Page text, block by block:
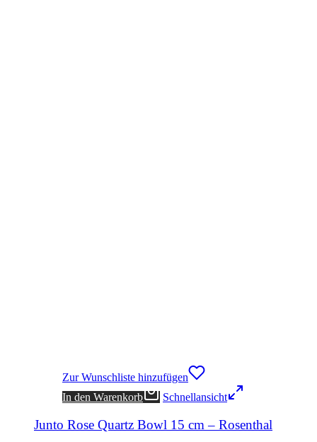
Zur Wunschliste hinzufügen
In den Warenkorb
Schnellansicht
Junto Rose Quartz Bowl 15 cm – Rosenthal